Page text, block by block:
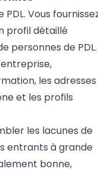
Vous
profil détaillé
personnes de PDL.
les adresses
et les profils
les lacunes de
entrants à grande
bonne,